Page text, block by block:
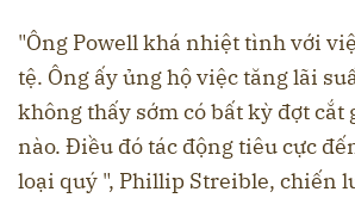
"Ông Powell khá nhiệt tình với
tệ. Ông ấy ủng hộ việc tăng lãi
không thấy sớm có bất kỳ đợt cắt
nào. Điều đó tác động tiêu cực
loại quý ", Phillip Streible, chiến